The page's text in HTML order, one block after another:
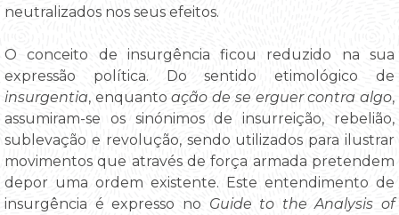
neutralizados nos seus efeitos.
O conceito de insurgência ficou reduzido na sua
expressão política. Do sentido etimológico de
insurgentia, enquantoação de se erguer contra algo,
assumiram-se os sinónimos de insurreição, rebelião,
sublevação e revolução, sendo utilizados para ilustrar
movimentos que através de força armada pretendem
depor uma ordem existente. Este entendimento de
insurgência é expresso no Guide to the Analysis of